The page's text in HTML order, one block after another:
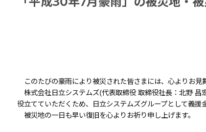
このたびの豪雨により被災された皆さまには、心よりお見
株式会社日立システムズ(代表取締役 取締役社長：北野
役立てていただくため、日立システムズグループとして義
被災地の一日も早い復旧を心よりお祈り申し上げます。